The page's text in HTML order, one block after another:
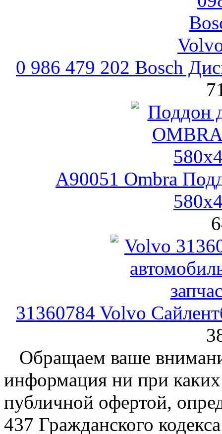
0 986 479 202 Bosch
A90051 Ombra
31360784 Volvo
Обращаем ваше
информация ни при каких
публичной офертой,
437 Гражданского